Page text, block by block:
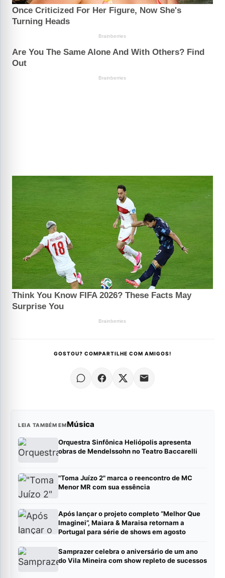
GOSTOU? COMPARTILHE COM AMIGOS!
LEIA TAMBÉM EMMúsica
Orquestra Sinfônica Heliópolis apresenta
obras de Mendelssohn no Teatro Baccarelli
"Toma Juízo 2" marca o reencontro de MC
Menor MR com sua essência
Após lançar o projeto completo “Melhor Que
Imaginei”, Maiara & Maraisa retornam a
Portugal para série de shows em agosto
Samprazer celebra o aniversário de um ano
do Vila Mineira com show repleto de sucessos